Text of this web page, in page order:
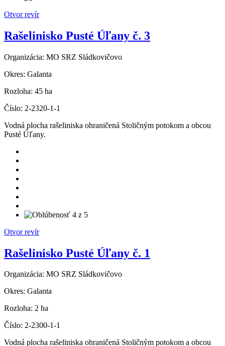
Otvor revír
Rašelinisko Pusté Úľany č. 3
Organizácia: MO SRZ Sládkovičovo
Okres: Galanta
Rozloha: 45 ha
Číslo: 2-2320-1-1
Vodná plocha rašeliniska ohraničená Stoličným potokom a obcou
Pusté Úľany.
Otvor revír
Rašelinisko Pusté Úľany č. 1
Organizácia: MO SRZ Sládkovičovo
Okres: Galanta
Rozloha: 2 ha
Číslo: 2-2300-1-1
Vodná plocha rašeliniska ohraničená Stoličným potokom a obcou